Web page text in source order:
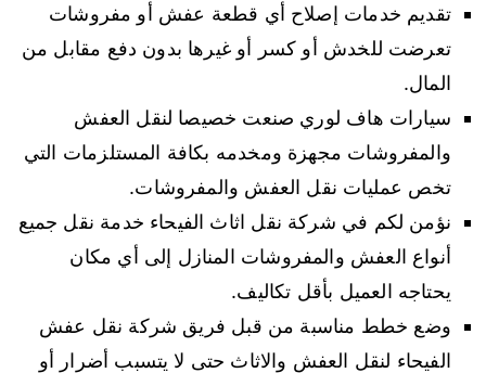
تقديم خدمات إصلاح أي قطعة عفش أو مفروشات
تعرضت للخدش أو كسر أو غيرها بدون دفع مقابل من
المال.
سيارات هاف لوري صنعت خصيصا لنقل العفش
والمفروشات مجهزة ومخدمه بكافة المستلزمات التي
تخص عمليات نقل العفش والمفروشات.
نؤمن لكم في شركة نقل اثاث الفيحاء خدمة نقل جميع
أنواع العفش والمفروشات المنازل إلى أي مكان
يحتاجه العميل بأقل تكاليف.
وضع خطط مناسبة من قبل فريق شركة نقل عفش
الفيحاء لنقل العفش والاثاث حتى لا يتسبب أضرار أو